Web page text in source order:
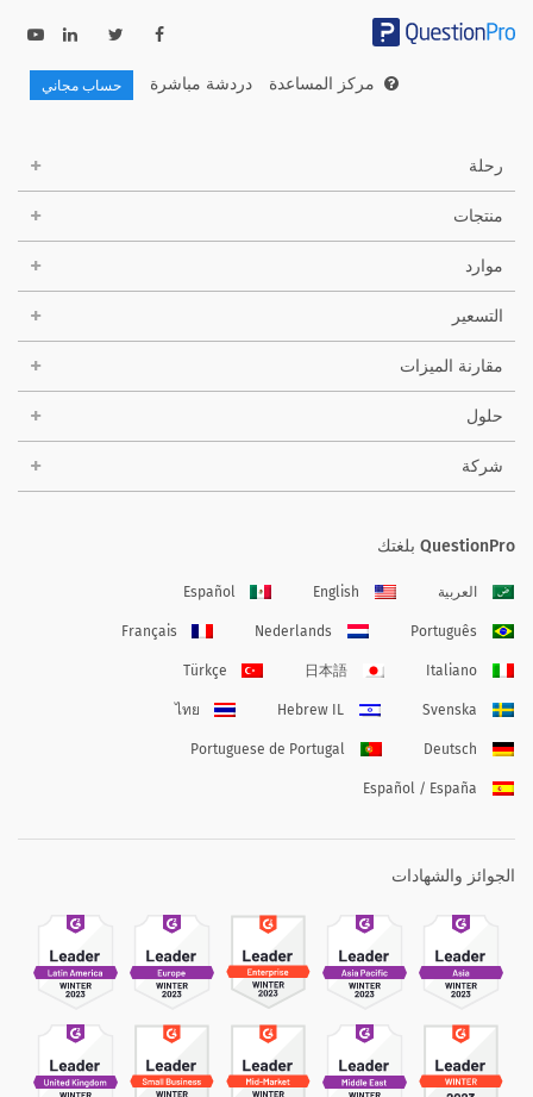
مركز المساعدة دردشة مباشرة حساب مجاني
رحلة
منتجات
موارد
التسعير
مقارنة الميزات
حلول
شركة
QuestionPro بلغتك
العربية English
Español
Português
Nederlands
Français
Italiano
日本語
Türkçe
Svenska
Hebrew IL
ไทย
Deutsch
Portuguese de Portugal
Español / España
الجوائز والشهادات